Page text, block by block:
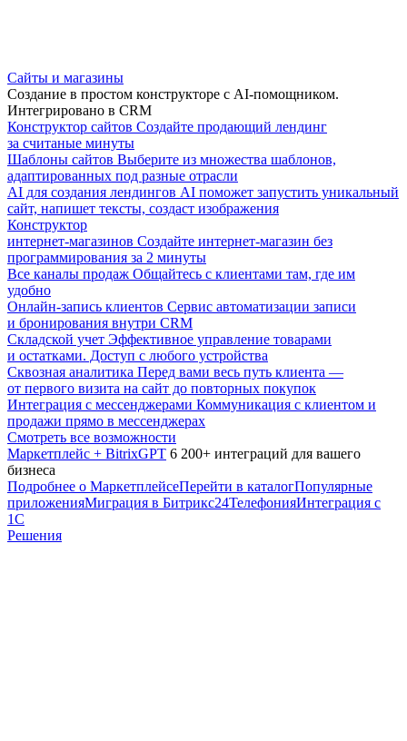
Сайты и магазины
Создание в простом конструкторе с AI-помощником.
Интегрировано в CRM
Конструктор сайтов Создайте продающий лендинг
за считаные минуты
Шаблоны сайтов Выберите из множества шаблонов,
адаптированных под разные отрасли
AI для создания лендингов AI поможет запустить уникальный
сайт, напишет тексты, создаст изображения
Конструктор
интернет-магазинов Создайте интернет-магазин без
программирования за 2 минуты
Все каналы продаж Общайтесь с клиентами там, где им
удобно
Онлайн-запись клиентов Сервис автоматизации записи
и бронирования внутри CRM
Складской учет Эффективное управление товарами
и остатками. Доступ с любого устройства
Сквозная аналитика Перед вами весь путь клиента —
от первого визита на сайт до повторных покупок
Интеграция с мессенджерами Коммуникация с клиентом и
продажи прямо в мессенджерах
Смотреть все возможности
Маркетплейс + BitrixGPT 6 200+ интеграций для вашего
бизнеса
Подробнее о МаркетплейсеПерейти в каталогПопулярные
приложенияМиграция в Битрикс24ТелефонияИнтеграция с
1С
Решения